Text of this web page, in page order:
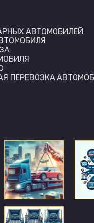
АВТОМОБИЛЕЙ
ПЕРЕВОЗКА